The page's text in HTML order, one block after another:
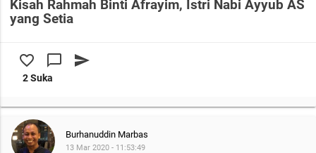
Kisah Rahmah Binti Afrayim, Istri Nabi Ayyub AS
yang Setia
favorite_border chat_bubble_outline send
2 Suka
Burhanuddin Marbas
13 Mar 2020 - 11:53:49